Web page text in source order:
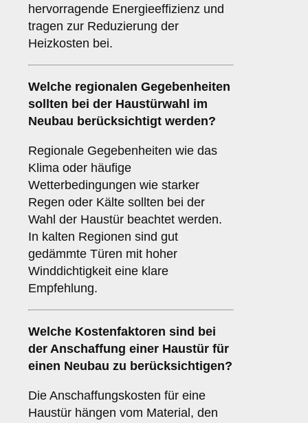
hervorragende Energieeffizienz und
tragen zur Reduzierung der
Heizkosten bei.
Welche regionalen Gegebenheiten
sollten bei der Haustürwahl im
Neubau berücksichtigt werden?
Regionale Gegebenheiten wie das
Klima oder häufige
Wetterbedingungen wie starker
Regen oder Kälte sollten bei der
Wahl der Haustür beachtet werden.
In kalten Regionen sind gut
gedämmte Türen mit hoher
Winddichtigkeit eine klare
Empfehlung.
Welche Kostenfaktoren sind bei
der Anschaffung einer Haustür für
einen Neubau zu berücksichtigen?
Die Anschaffungskosten für eine
Haustür hängen vom Material, den